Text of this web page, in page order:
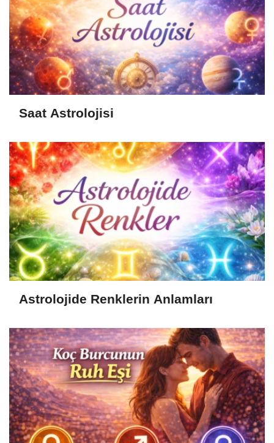
Saat Astrolojisi
Astrolojide Renklerin Anlamları